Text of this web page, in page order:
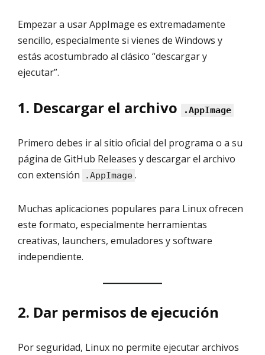
Empezar a usar AppImage es extremadamente
sencillo, especialmente si vienes de Windows y
estás acostumbrado al clásico “descargar y
ejecutar”.
1. Descargar el archivo .AppImage
Primero debes ir al sitio oficial del programa o a su
página de GitHub Releases y descargar el archivo
con extensión
.AppImage .
Muchas aplicaciones populares para Linux ofrecen
este formato, especialmente herramientas
creativas, launchers, emuladores y software
independiente.
2. Dar permisos de ejecución
Por seguridad, Linux no permite ejecutar archivos